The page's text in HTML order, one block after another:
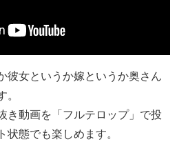
彼女というか嫁というか奥さん
。
き動画を「フルテロップ」で投
状態でも楽しめます。